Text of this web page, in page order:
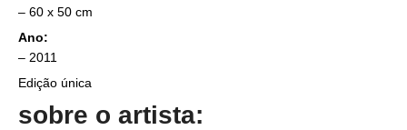
– 60 x 50 cm
Ano:
– 2011
Edição única
sobre o artista: